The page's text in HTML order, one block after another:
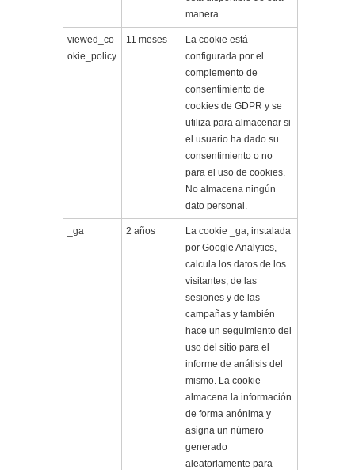
manera.
viewed_co
okie_policy
11 meses
La cookie está
configurada por el
complemento de
consentimiento de
cookies de GDPR y se
utiliza para almacenar si
el usuario ha dado su
consentimiento o no
para el uso de cookies.
No almacena ningún
dato personal.
_ga 2 años
La cookie _ga, instalada
por Google Analytics,
calcula los datos de los
visitantes, de las
sesiones y de las
campañas y también
hace un seguimiento del
uso del sitio para el
informe de análisis del
mismo. La cookie
almacena la información
de forma anónima y
asigna un número
generado
aleatoriamente para